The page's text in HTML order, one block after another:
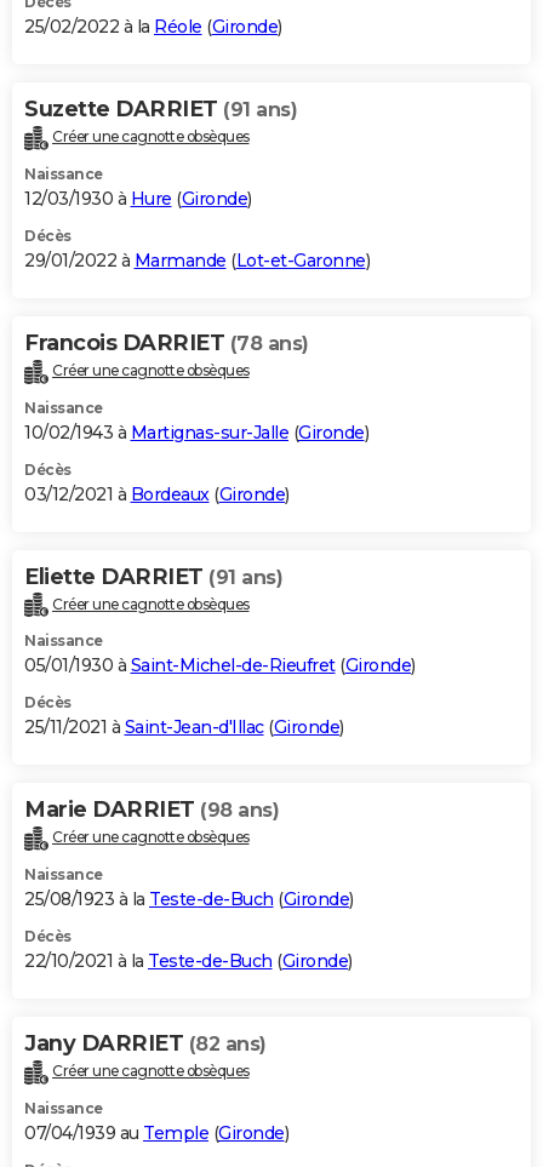
25/02/2022 à la Réole (Gironde)
Suzette DARRIET (91 ans)
Créer une cagnotte obsèques
Naissance
12/03/1930 à Hure (Gironde)
Décès
29/01/2022 à Marmande (Lot-et-Garonne)
Francois DARRIET (78 ans)
Créer une cagnotte obsèques
Naissance
10/02/1943 à Martignas-sur-Jalle (Gironde)
Décès
03/12/2021 à Bordeaux (Gironde)
Eliette DARRIET (91 ans)
Créer une cagnotte obsèques
Naissance
05/01/1930 à Saint-Michel-de-Rieufret(Gironde)
Décès
25/11/2021 à Saint-Jean-d'Illac(Gironde)
Marie DARRIET (98 ans)
Créer une cagnotte obsèques
Naissance
25/08/1923 à la Teste-de-Buch (Gironde)
Décès
22/10/2021 à la Teste-de-Buch (Gironde)
Jany DARRIET (82 ans)
Créer une cagnotte obsèques
Naissance
07/04/1939 au Temple (Gironde)